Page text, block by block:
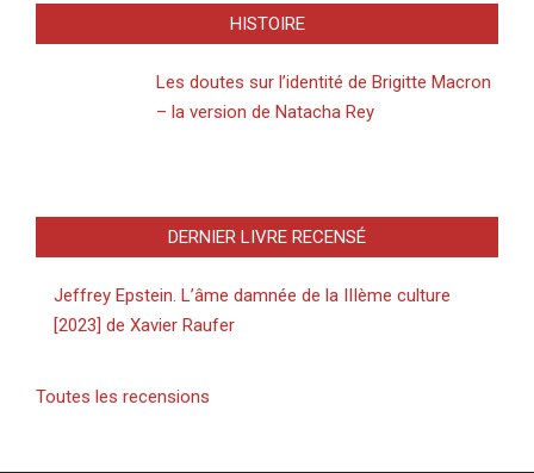
HISTOIRE
Les doutes sur l’identité de Brigitte Macron
– la version de Natacha Rey
DERNIER LIVRE RECENSÉ
Jeffrey Epstein. L’âme damnée de la IIIème culture
[2023] de Xavier Raufer
Toutes les recensions